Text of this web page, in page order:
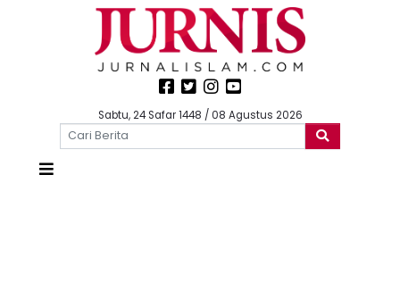
Sabtu, 24 Safar 1448 / 08 Agustus 2026